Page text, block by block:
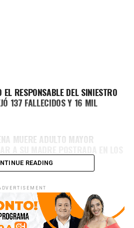
RESPONSABLE DEL SINIESTRO
137 FALLECIDOS Y 16 MIL
MUERE ADULTO MAYOR
READING